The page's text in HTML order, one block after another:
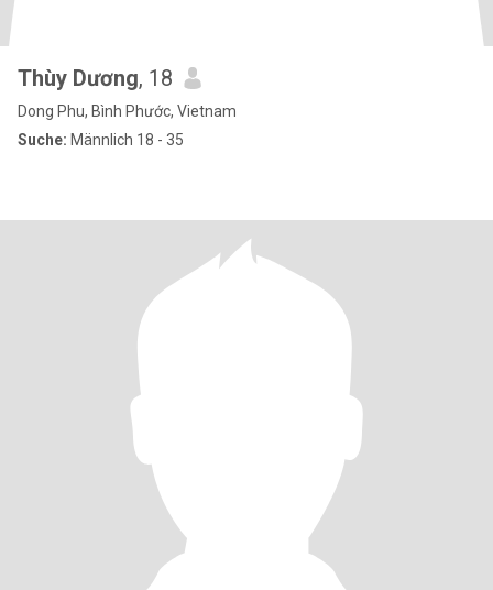
Thùy Dương, 18
Dong Phu, Bình Phước, Vietnam
Suche: Männlich 18 - 35